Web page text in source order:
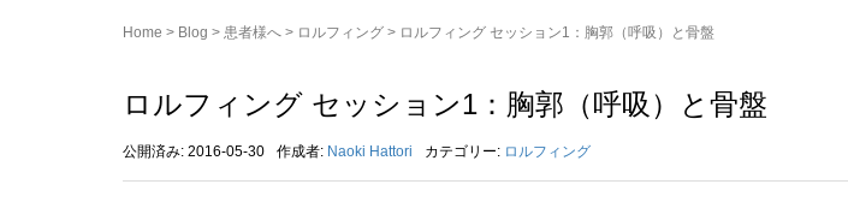
Home > Blog > 患者様へ > ロルフィング > ロルフィング セッション1：胸郭（呼吸）と骨盤
ロルフィング セッション1：胸郭（呼吸）と骨盤
公開済み: 2016-05-30 作成者: Naoki Hattori カテゴリー: ロルフィング